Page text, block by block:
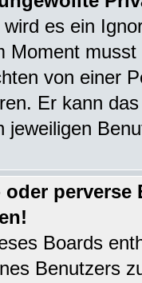
es ein
Moment
von einer
Er kann
jeweiligen
Boards
Benutzers